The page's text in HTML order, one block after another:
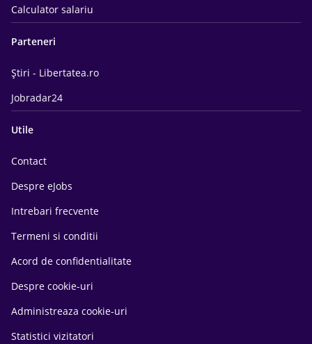
Calculator salariu
Parteneri
Știri - Libertatea.ro
Jobradar24
Utile
Contact
Despre eJobs
Intrebari frecvente
Termeni si conditii
Acord de confidentialitate
Despre cookie-uri
Administreaza cookie-uri
Statistici vizitatori